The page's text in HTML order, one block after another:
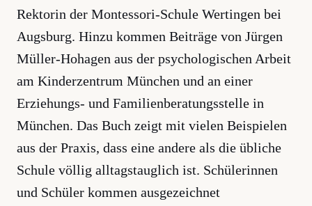
Rektorin der Montessori-Schule Wertingen bei
Augsburg. Hinzu kommen Beiträge von Jürgen
Müller-Hohagen aus der psychologischen Arbeit
am Kinderzentrum München und an einer
Erziehungs- und Familienberatungsstelle in
München. Das Buch zeigt mit vielen Beispielen
aus der Praxis, dass eine andere als die übliche
Schule völlig alltagstauglich ist. Schülerinnen
und Schüler kommen ausgezeichnet